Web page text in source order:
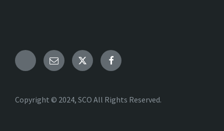
TelegramEmail X Facebook
Copyright © 2024, SCO All Rights Reserved.